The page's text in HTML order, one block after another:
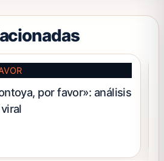
por favor»: análisis